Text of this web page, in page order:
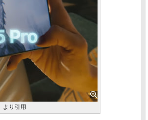
より引用